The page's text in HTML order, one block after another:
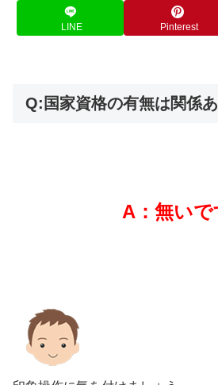
LINE Pinterest
Q:国家資格の有無は関係
A：無いで